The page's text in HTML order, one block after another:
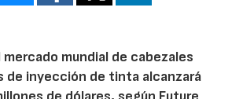
mercado mundial de cabezales
de inyección de tinta alcanzará